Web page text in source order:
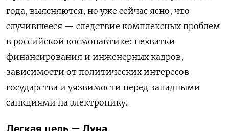
года, выясняются, но уже сейчас ясно, что
случившееся — следствие комплексных проблем
в российской космонавтике: нехватки
финансирования и инженерных кадров,
зависимости от политических интересов
государства и уязвимости перед западными
санкциями на электронику.